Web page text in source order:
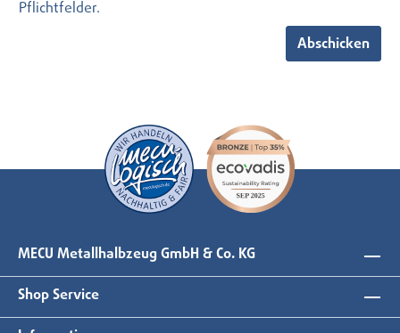
Pflichtfelder.
Abschicken
MECU Metallhalbzeug GmbH & Co. KG
Shop Service